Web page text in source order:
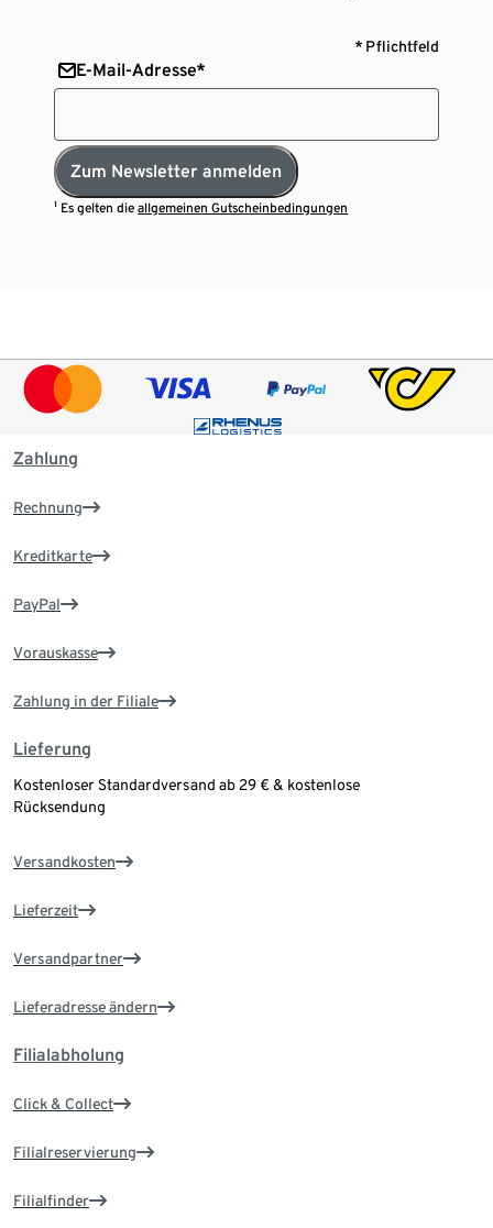
* Pflichtfeld
E-Mail-Adresse*
Zum Newsletter anmelden
¹ Es gelten dieallgemeinen Gutscheinbedingungen
Zahlung
Rechnung
Kreditkarte
PayPal
Vorauskasse
Zahlung in der Filiale
Lieferung
Kostenloser Standardversand ab 29 € & kostenlose
Rücksendung
Versandkosten
Lieferzeit
Versandpartner
Lieferadresse ändern
Filialabholung
Click & Collect
Filialreservierung
Filialfinder